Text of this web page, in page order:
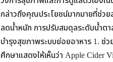
กล่าวถึงคุณประโยชน์มากมายที่ช่ว
ลดน้ำหนัก การปรับสมดุลระดับน้ำตา
บำรุงสุขภาพระบบย่อยอาหาร 1. ช่
ศึกษาแสดงให้เห็นว่า Apple Cider